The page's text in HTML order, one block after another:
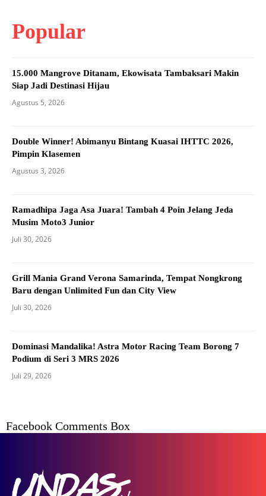
Popular
15.000 Mangrove Ditanam, Ekowisata Tambaksari Makin
Siap Jadi Destinasi Hijau
Agustus 5, 2026
Double Winner! Abimanyu Bintang Kuasai IHTTC 2026,
Pimpin Klasemen
Agustus 3, 2026
Ramadhipa Jaga Asa Juara! Tambah 4 Poin Jelang Jeda
Musim Moto3 Junior
Juli 30, 2026
Grill Mania Grand Verona Samarinda, Tempat Nongkrong
Baru dengan Unlimited Fun dan City View
Juli 30, 2026
Dominasi Mandalika! Astra Motor Racing Team Borong 7
Podium di Seri 3 MRS 2026
Juli 29, 2026
Facebook Comments Box